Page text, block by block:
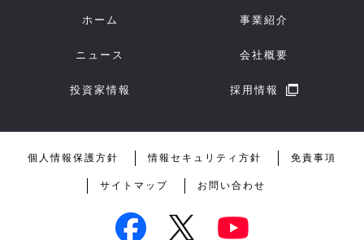
ホーム 事業紹介
ニュース 会社概要
投資家情報 採用情報
個人情報保護方針 情報セキュリティ方針 免責事項
サイトマップ お問い合わせ